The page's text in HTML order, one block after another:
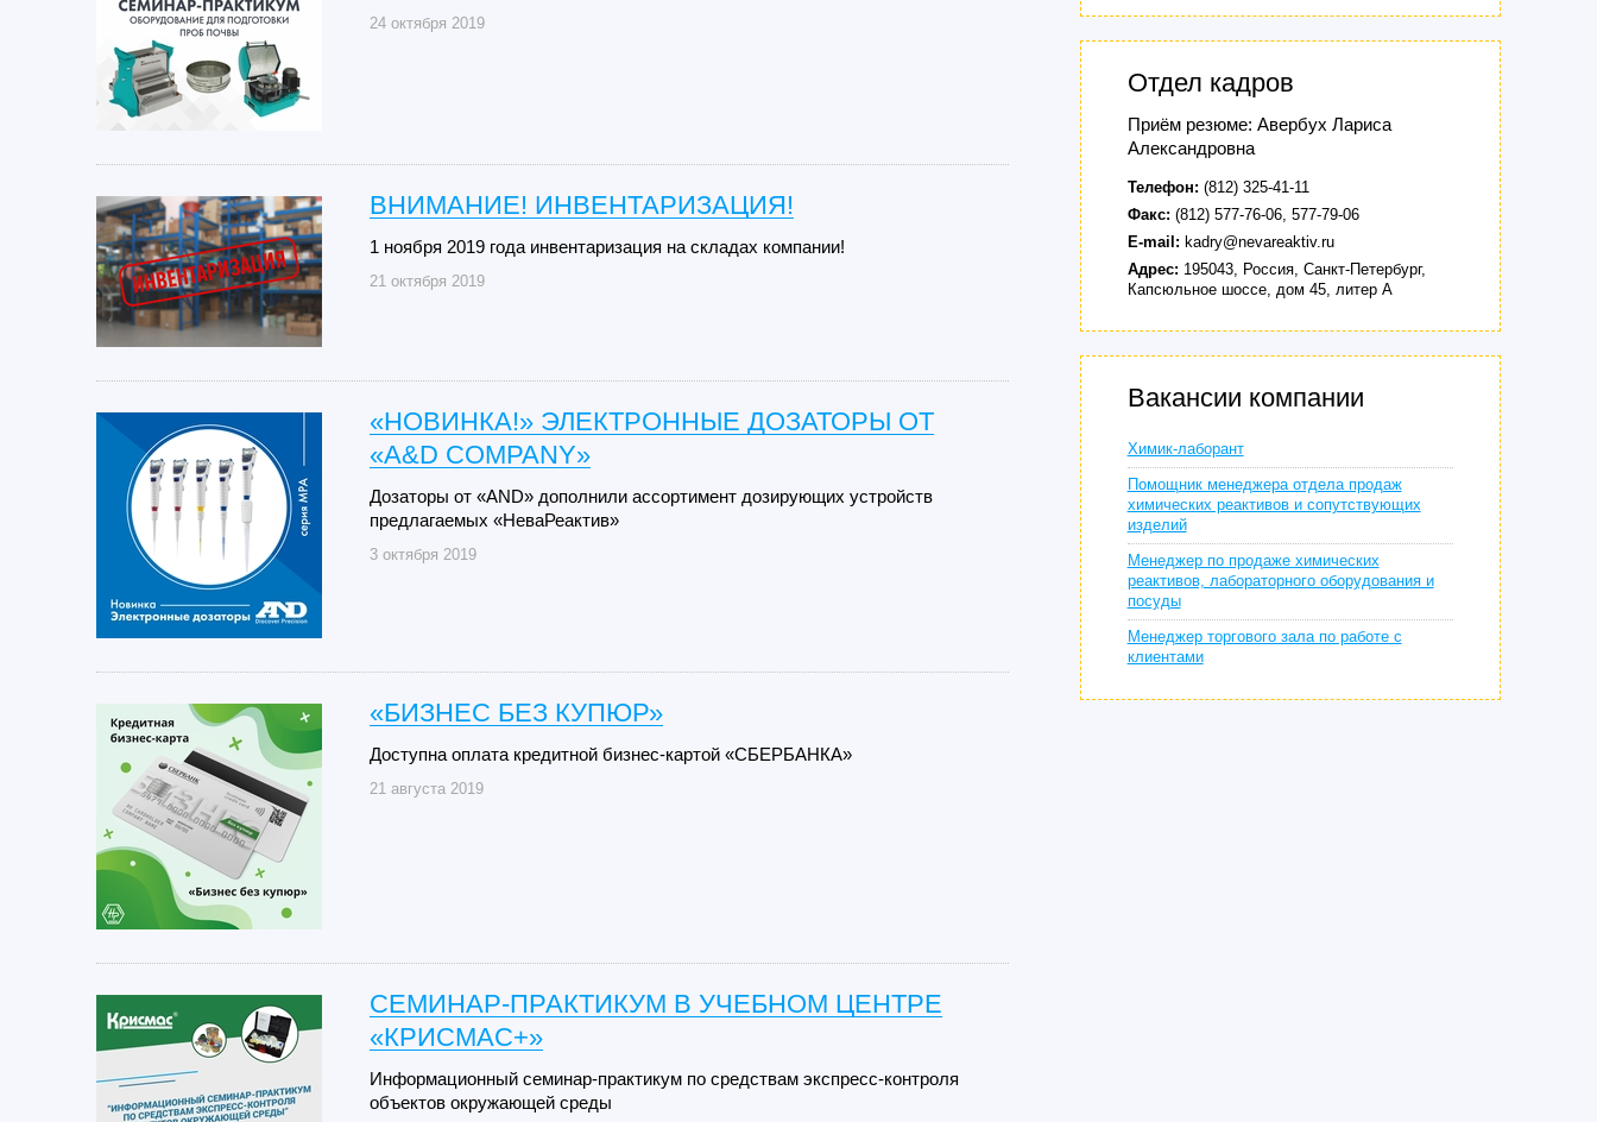
24 октября 2019
ВНИМАНИЕ! ИНВЕНТАРИЗАЦИЯ!
1 ноября 2019 года инвентаризация на складах компании!
21 октября 2019
«НОВИНКА!» ЭЛЕКТРОННЫЕ ДОЗАТОРЫ ОТ
«A&D COMPANY»
Дозаторы от «AND» дополнили ассортимент дозирующих устройств
предлагаемых «НеваРеактив»
3 октября 2019
«БИЗНЕС БЕЗ КУПЮР»
Доступна оплата кредитной бизнес-картой «СБЕРБАНКА»
21 августа 2019
СЕМИНАР-ПРАКТИКУМ В УЧЕБНОМ ЦЕНТРЕ
«КРИСМАС+»
Информационный семинар-практикум по средствам экспресс-контроля
объектов окружающей среды
Отдел кадров
Приём резюме: Авербух Лариса
Александровна
Телефон: (812) 325-41-11
Факс: (812) 577-76-06, 577-79-06
E-mail: kadry@nevareaktiv.ru
Адрес: 195043, Россия, Санкт-Петербург,
Капсюльное шоссе, дом 45, литер А
Вакансии компании
Химик-лаборант
Помощник менеджера отдела продаж
химических реактивов и сопутствующих
изделий
Менеджер по продаже химических
реактивов, лабораторного оборудования и
посуды
Менеджер торгового зала по работе с
клиентами